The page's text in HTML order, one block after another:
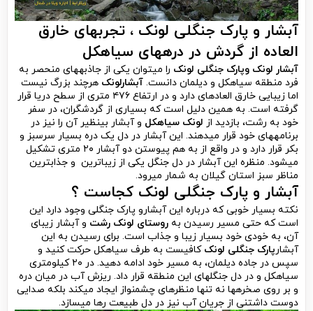
آبشار و پارک جنگلی لونک ، تجربه­ای خارق
العاده از گردش در دره­های سیاهکل
آبشار لونک وپارک جنگلی لونک را می­توان یکی از جاذبه­های منحصر به
فرد منطقه سیاهکل و دیلمان دانست. آبشارلونک هرچند بزرگ نیست
اما زیبایی خارق العاده­ای دارد و در ارتفاع ۴۷۶ متری از سطح دریا قرار
گرفته است. به همین دلیل است که بسیاری از گردشگران، در سفر
خود به رشت، بازدید از لونک سیاهکل و آبشار بی­نظیر آن را نیز در
برنامه­های خود قرار می­دهند. این آبشار در دل یک دره بسیار سرسبز و
بکر قرار دارد و در واقع از به هم پیوستن دو آبشار ۲۰ متری تشکیل
می­شود. منظره این آبشار در دل جنگل یکی از زیباترین و جذاب­ترین
مناظر سبز استان گیلان به شمار می­رود.
آبشار و پارک جنگلی لونک کجاست ؟
نکته بسیار خوبی که درباره این آبشارو پارک جنگلی وجود دارد این
است که حتی مسیر رسیدن به روستای لونک رشت و آبشار زیبای
آن، به خودی خود بسیار زیبا و جذاب است. برای رسیدن به این
آبشارپارک جنگلی لونک کافیست به طرف سیاهکل حرکت کنید و
سپس در جاده دیلمان، به مسیر خود ادامه دهید. در ۲۰ کیلومتری
سیاهکل و در دل جنگل­های این منطقه قرار داد. ریزش آب در میان دره
و بر روی صخره­ها نه تنها منظره­ای چشم­نواز ایجاد می­کند بلکه صدایی
دوست داشتنی از جریان آب نیز در دل طبیعت رها می­سازد.